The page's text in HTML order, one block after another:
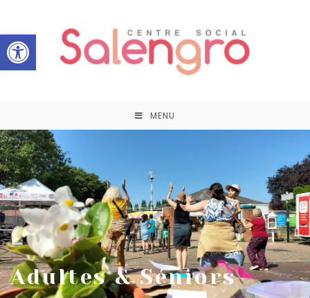
Ouvrir la barre d’outils
MENU
Adultes & Séniors